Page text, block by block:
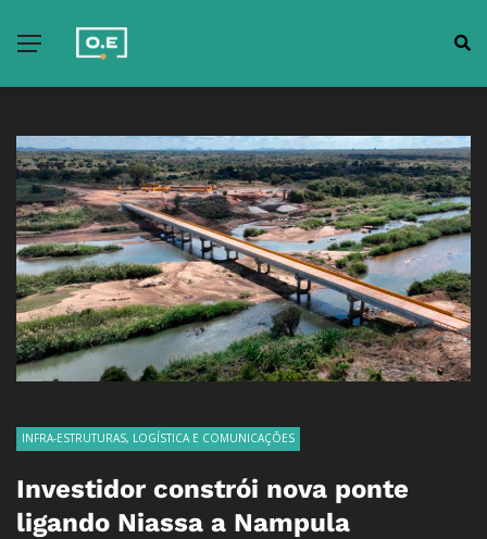
INFRA-ESTRUTURAS, LOGÍSTICA E COMUNICAÇÕES
Investidor constrói nova ponte
ligando Niassa a Nampula